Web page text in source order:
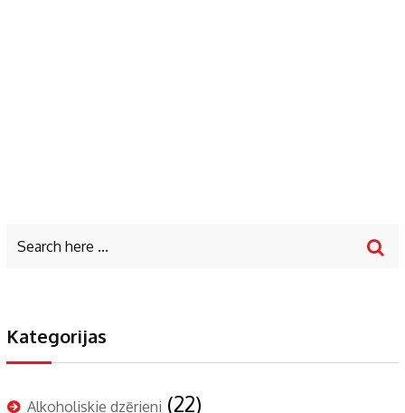
Kategorijas
Alkoholiskie dzērieni (22)